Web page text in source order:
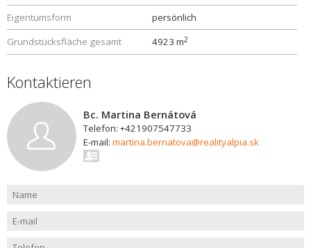
Eigentumsform
persönlich
Grundstücksfläche gesamt
4923 m2
Kontaktieren
Bc. Martina Bernátová
Telefon: +421907547733
E-mail: martina.bernatova@realityalpia.sk